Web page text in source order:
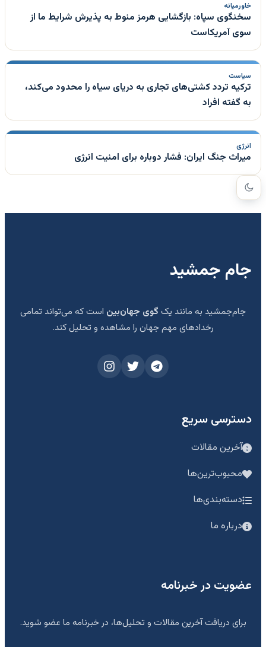
خاورمیانه
سخنگوی سپاه: بازگشایی هرمز منوط به پذیرش شرایط ما از
سوی آمریکاست
سیاست
ترکیه تردد کشتی‌های تجاری به دریای سیاه را محدود می‌کند،
به گفته افراد
انرژی
میراث جنگ ایران: فشار دوباره برای امنیت انرژی
جام جمشید
جام‌جمشید به مانند یک گوی جهان‌بین است که می‌تواند تمامی
رخدادهای مهم جهان را مشاهده و تحلیل کند.
دسترسی سریع
آخرین مقالات
محبوب‌ترین‌ها
دسته‌بندی‌ها
درباره ما
عضویت در خبرنامه
برای دریافت آخرین مقالات و تحلیل‌ها، در خبرنامه ما عضو شوید.